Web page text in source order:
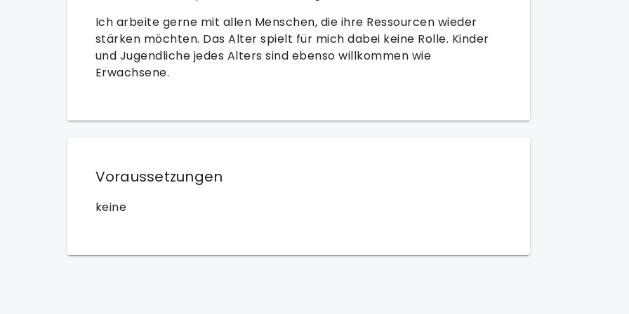
Ich arbeite gerne mit allen Menschen, die ihre Ressourcen wieder
stärken möchten. Das Alter spielt für mich dabei keine Rolle. Kinder
und Jugendliche jedes Alters sind ebenso willkommen wie
Erwachsene.
Voraussetzungen
keine